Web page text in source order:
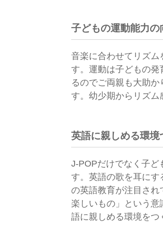
子どもの運動能力の
音楽に合わせてリズム
す。運動は子どもの
るのでご両親も大助
す。幼少期からリズム
英語に親しめる環境
J-POPだけでなく子ど
す。英語の歌を耳にす
の英語教育が注目さ
楽しいもの」という
語に親しめる環境をつ